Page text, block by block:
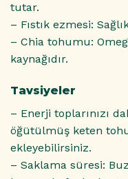
tutar.
– Fıstık ezmesi:
– Chia tohumu:
kaynağıdır.
Tavsiyeler
– Enerji toplarınızı
öğütülmüş keten
ekleyebilirsiniz.
– Saklama süresi: